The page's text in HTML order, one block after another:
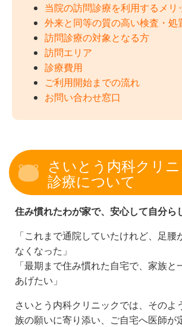
当院の訪問診療を利用するメリ
外来と同等の質の高い検査・処
訪問診療の対象となる方
訪問エリア
診療費用
ご利用開始までの流れ
お問い合わせ窓口
さいとう内科クリ
診療について
住み慣れたわが家で、安心して自分ら
「これまで通院していたけれど、足腰
なくなった」
「最期まで住み慣れた自宅で、家族と
あげたい」
さいとう内科クリニックでは、そのよ
族の願いに寄り添い、ご自宅へ医師が